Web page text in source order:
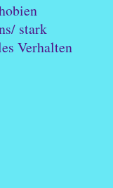
stark
Verhalten